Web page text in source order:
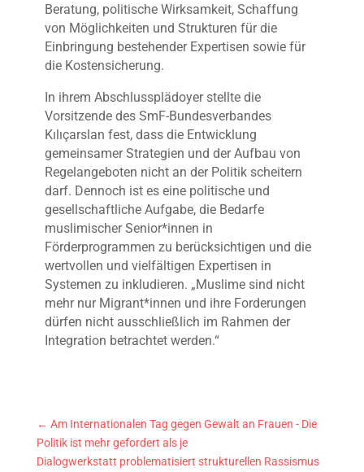
Beratung, politische Wirksamkeit, Schaffung
von Möglichkeiten und Strukturen für die
Einbringung bestehender Expertisen sowie für
die Kostensicherung.
In ihrem Abschlussplädoyer stellte die
Vorsitzende des SmF-Bundesverbandes
Kılıçarslan fest, dass die Entwicklung
gemeinsamer Strategien und der Aufbau von
Regelangeboten nicht an der Politik scheitern
darf. Dennoch ist es eine politische und
gesellschaftliche Aufgabe, die Bedarfe
muslimischer Senior*innen in
Förderprogrammen zu berücksichtigen und die
wertvollen und vielfältigen Expertisen in
Systemen zu inkludieren. „Muslime sind nicht
mehr nur Migrant*innen und ihre Forderungen
dürfen nicht ausschließlich im Rahmen der
Integration betrachtet werden.“
← Am Internationalen Tag gegen Gewalt an Frauen - Die
Politik ist mehr gefordert als je
Dialogwerkstatt problematisiert strukturellen Rassismus